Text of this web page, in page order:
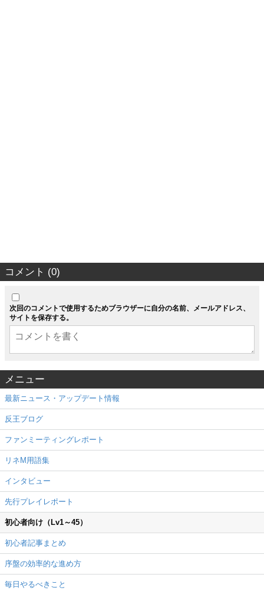
コメント (0)
次回のコメントで使用するためブラウザーに自分の名前、メールアドレス、
サイトを保存する。
メニュー
最新ニュース・アップデート情報
反王ブログ
ファンミーティングレポート
リネM用語集
インタビュー
先行プレイレポート
初心者向け（Lv1～45）
初心者記事まとめ
序盤の効率的な進め方
毎日やるべきこと